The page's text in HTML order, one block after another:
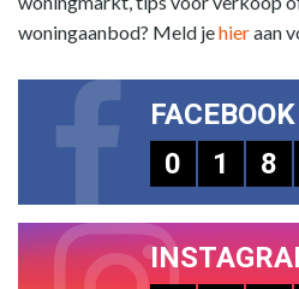
woningaanbod? Meld jehieraan
FACEBOOK
0
1 8